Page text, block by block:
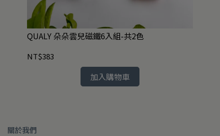
QUALY 朵朵雲兒磁鐵6入組-共2色
NT$383
加入購物車
關於我們